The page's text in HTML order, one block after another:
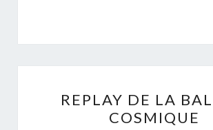
DE
LA
REPLAY DE LA
COSMIQUE